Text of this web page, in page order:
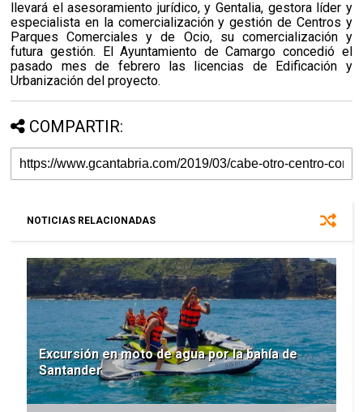
llevará el asesoramiento jurídico, y Gentalia, gestora líder y
especialista en la comercialización y gestión de Centros y
Parques Comerciales y de Ocio, su comercialización y
futura gestión. El Ayuntamiento de Camargo concedió el
pasado mes de febrero las licencias de Edificación y
Urbanización del proyecto.
COMPARTIR:
NOTICIAS RELACIONADAS
Excursión en moto de agua por la bahía de
Santander